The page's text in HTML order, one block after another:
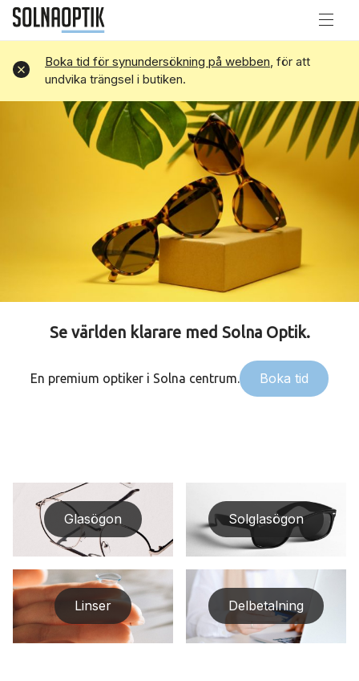
Boka tid för synundersökning på webben, för att
undvika trängsel i butiken.
Avvisa
Se världen klarare med Solna Optik.
En premium optiker i Solna centrum. Boka tid
Glasögon Solglasögon
Linser Delbetalning